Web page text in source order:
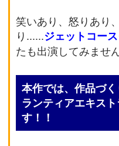
笑いあり、怒りあり
り......ジェットコー
たも出演してみませ
本作では、作品づ
ランティアエキス
す！！